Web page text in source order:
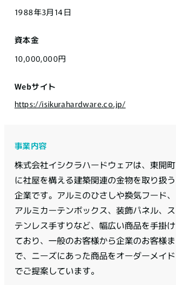
1988年3月14日
資本金
10,000,000円
Webサイト
https://isikurahardware.co.jp/
事業内容
株式会社イシクラハードウェアは、東開町
に社屋を構える建築関連の金物を取り扱う
企業です。アルミのひさしや換気フード、
アルミカーテンボックス、装飾パネル、ス
テンレス手すりなど、幅広い商品を手掛け
ており、一般のお客様から企業のお客様ま
で、ニーズにあった商品をオーダーメイド
でご提案しています。